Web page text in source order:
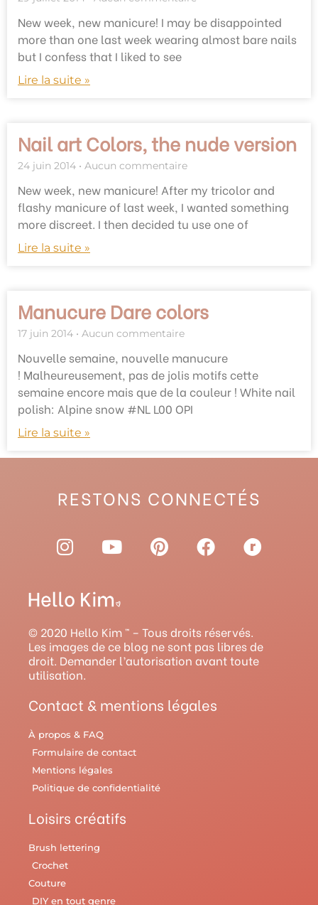
New week, new manicure! I may be disappointed
more than one last week wearing almost bare nails
but I confess that I liked to see
Lire la suite »
Nail art Colors, the nude version
24 juin 2014 Aucun commentaire
New week, new manicure! After my tricolor and
flashy manicure of last week, I wanted something
more discreet. I then decided tu use one of
Lire la suite »
Manucure Dare colors
17 juin 2014 Aucun commentaire
Nouvelle semaine, nouvelle manucure
! Malheureusement, pas de jolis motifs cette
semaine encore mais que de la couleur ! White nail
polish: Alpine snow #NL L00 OPI
Lire la suite »
RESTONS CONNECTÉS
I
n
t
a
g
r
a
m
Y
o
t
u
b
e
P
i
r
e
s
F
a
o
o
k
R
a
y
© 2020 Hello Kim ™ – Tous droits réservés.
Les images de ce blog ne sont pas libres de
droit. Demander l’autorisation avant toute
utilisation.
Contact & mentions légales
À propos & FAQ
Formulaire de contact
Mentions légales
Politique de confidentialité
Loisirs créatifs
Brush lettering
Crochet
Couture
DIY en tout genre